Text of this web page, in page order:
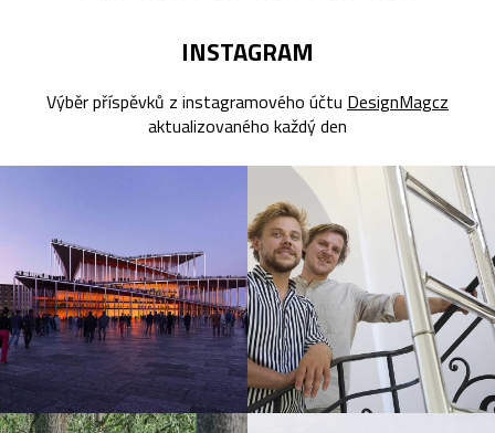
INSTAGRAM
Výběr příspěvků z instagramového účtu DesignMagcz
aktualizovaného každý den